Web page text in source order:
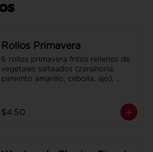
Rollos Primavera
6 rollos primavera fritos rellenos de
vegetales salteados (zanahoria,
pimiento amarillo, cebolla, ajo),
agridulce.
$4.50